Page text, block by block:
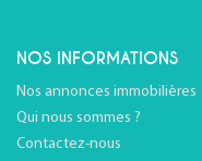
NOS INFORMATIONS
Nos annonces immobilières
Qui nous sommes ?
Contactez-nous